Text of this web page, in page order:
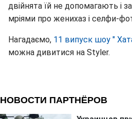
двійнята їй не допомагають і
мріями про женихаз і селфи-
Нагадаємо, 11 випуск шоу "
можна дивитися на Styler.